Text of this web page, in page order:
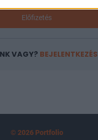
Előfizetés
VAGY? BEJELENTKEZÉS
© 2026 Portfolio